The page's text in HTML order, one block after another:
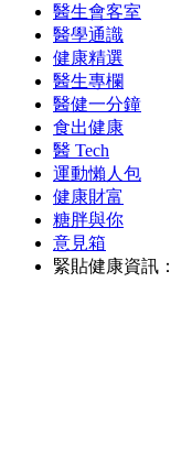
醫生會客室
醫學通識
健康精選
醫生專欄
醫健一分鐘
食出健康
醫 Tech
運動懶人包
健康財富
糖胖與你
意見箱
緊貼健康資訊：